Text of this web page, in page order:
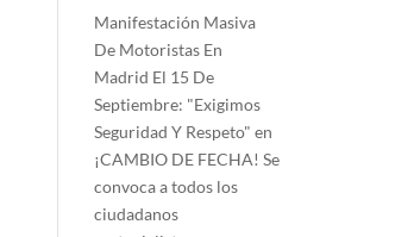
Manifestación Masiva
De Motoristas En
Madrid El 15 De
Septiembre: "Exigimos
Seguridad Y Respeto" en
¡CAMBIO DE FECHA! Se
convoca a todos los
ciudadanos